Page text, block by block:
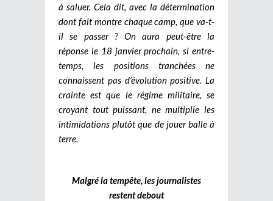
à saluer. Cela dit, avec la détermination
dont fait montre chaque camp, que va-t-
il se passer ? On aura peut-être la
réponse le 18 janvier prochain, si entre-
temps, les positions tranchées ne
connaissent pas d’évolution positive. La
crainte est que le régime militaire, se
croyant tout puissant, ne multiplie les
intimidations plutôt que de jouer balle à
terre.
Malgré la tempête, les journalistes
restent debout